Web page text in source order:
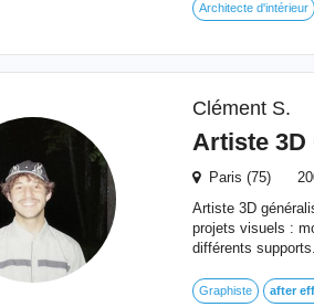
Architecte d'intérieur
Clément S.
Artiste 3D
Paris (75)
Artiste 3D
projets visuels :
différents
Graphiste after